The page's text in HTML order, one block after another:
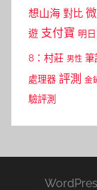
想山海 對比
遊 支付寶 明
8：村莊 男性 筆
處理器 評測 金
驗評測